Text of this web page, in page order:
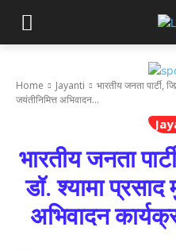
Home Jayanti
भारतीय जनता पार्टी,
जयंतीनिमित्त अभिवादन...
भारतीय जनता
डॉ. श्यामा प्रसाद
अभिवादन